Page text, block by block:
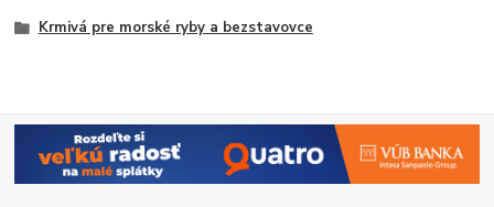
Krmivá pre morské ryby a bezstavovce